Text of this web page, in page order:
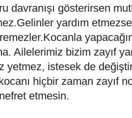
davranışı gösterirsen
yardım
Ailelerimiz bizim zayıf
yetmez, istesek de
hiçbir zaman zayıf
etmesin.